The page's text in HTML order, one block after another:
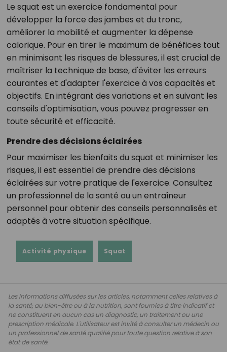
Le squat est un exercice fondamental pour
développer la force des jambes et du tronc,
améliorer la mobilité et augmenter la dépense
calorique. Pour en tirer le maximum de bénéfices tout
en minimisant les risques de blessures, il est crucial de
maîtriser la technique de base, d'éviter les erreurs
courantes et d'adapter l'exercice à vos capacités et
objectifs. En intégrant des variations et en suivant les
conseils d'optimisation, vous pouvez progresser en
toute sécurité et efficacité.
Prendre des décisions éclairées
Pour maximiser les bienfaits du squat et minimiser les
risques, il est essentiel de prendre des décisions
éclairées sur votre pratique de l'exercice. Consultez
un professionnel de la santé ou un entraîneur
personnel pour obtenir des conseils personnalisés et
adaptés à votre situation spécifique.
Activité physique Squat
Les informations diffusées sur les articles, notamment celles relatives à
la santé, au bien-être ou à la nutrition, sont fournies à titre indicatif et
ne constituent en aucun cas un diagnostic, un traitement ou une
prescription médicale. L'utilisateur est invité à consulter un médecin ou
un professionnel de santé qualifié pour toute question relative à son
état de santé.